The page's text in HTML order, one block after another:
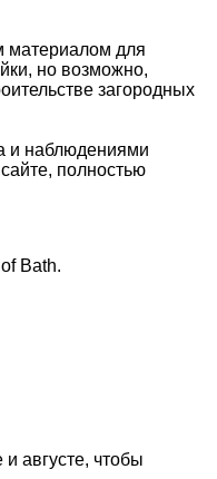
материалом для
но возможно,
загородных
и наблюдениями
полностью
Bath.
августе, чтобы